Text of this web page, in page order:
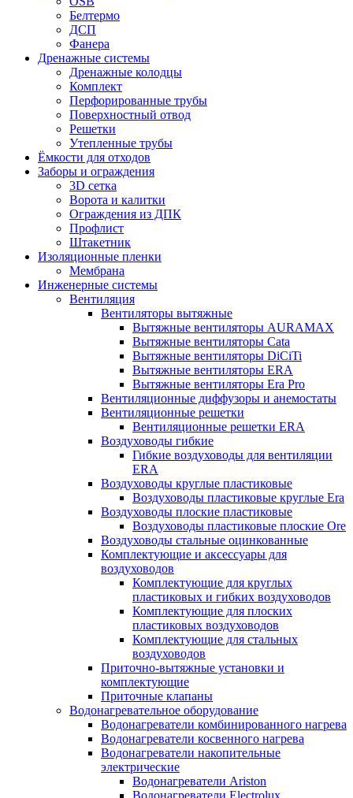
Белтермо
ДСП
Фанера
Дренажные системы
Дренажные колодцы
Комплект
Перфорированные трубы
Поверхностный отвод
Решетки
Утепленные трубы
Ёмкости для отходов
Заборы и ограждения
3D сетка
Ворота и калитки
Ограждения из ДПК
Профлист
Штакетник
Изоляционные пленки
Мембрана
Инженерные системы
Вентиляция
Вентиляторы вытяжные
Вытяжные вентиляторы AURAMAX
Вытяжные вентиляторы Cata
Вытяжные вентиляторы DiCiTi
Вытяжные вентиляторы ERA
Вытяжные вентиляторы Era Pro
Вентиляционные диффузоры и анемостаты
Вентиляционные решетки
Вентиляционные решетки ERA
Воздуховоды гибкие
Гибкие воздуховоды для вентиляции
ERA
Воздуховоды круглые пластиковые
Воздуховоды пластиковые круглые Era
Воздуховоды плоские пластиковые
Воздуховоды пластиковые плоские Ore
Воздуховоды стальные оцинкованные
Комплектующие и аксессуары для
воздуховодов
Комплектующие для круглых
пластиковых и гибких воздуховодов
Комплектующие для плоских
пластиковых воздуховодов
Комплектующие для стальных
воздуховодов
Приточно-вытяжные установки и
комплектующие
Приточные клапаны
Водонагревательное оборудование
Водонагреватели комбинированного нагрева
Водонагреватели косвенного нагрева
Водонагреватели накопительные
электрические
Водонагреватели Ariston